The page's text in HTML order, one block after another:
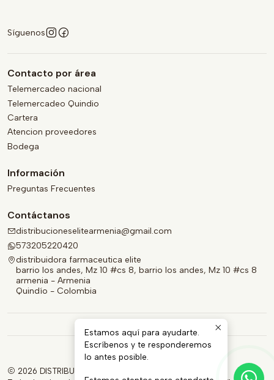
Síguenos
Contacto por área
Telemercadeo nacional
Telemercadeo Quindio
Cartera
Atencion proveedores
Bodega
Información
Preguntas Frecuentes
Contáctanos
distribucioneselitearmenia@gmail.com
573205220420
distribuidora farmaceutica elite
barrio los andes, Mz 10 #cs 8, barrio los andes, Mz 10 #cs 8
armenia - Armenia
Quindío - Colombia
2026 DISTRIBUIDORA FARMACÉUTICA ELITE.
Estamos aquí para ayudarte.
Escríbenos y te responderemos
lo antes posible.